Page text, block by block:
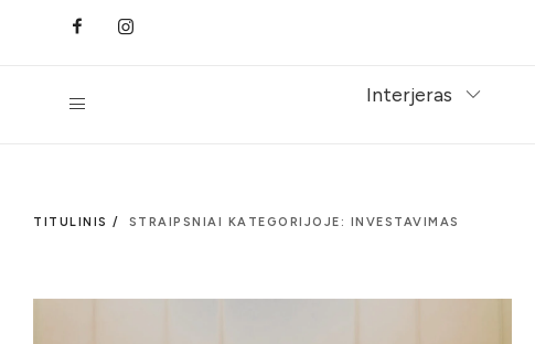
Interjeras
TITULINIS / STRAIPSNIAI KATEGORIJOJE: INVESTAVIMAS